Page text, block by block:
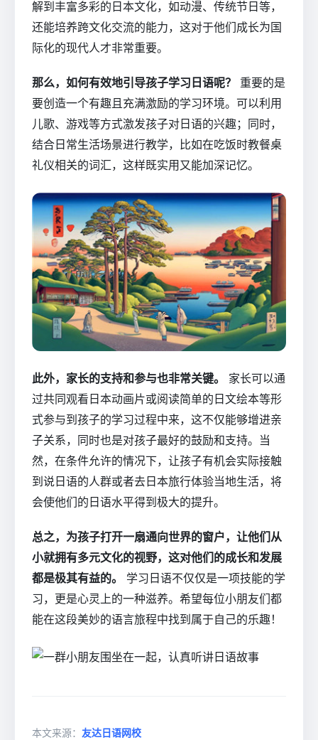
解到丰富多彩的日本文化，如动漫、传统节日等，
还能培养跨文化交流的能力，这对于他们成长为国
际化的现代人才非常重要。
那么，如何有效地引导孩子学习日语呢？
重要的是
要创造一个有趣且充满激励的学习环境。可以利用
儿歌、游戏等方式激发孩子对日语的兴趣；同时，
结合日常生活场景进行教学，比如在吃饭时教餐桌
礼仪相关的词汇，这样既实用又能加深记忆。
此外，家长的支持和参与也非常关键。
家长可以通
过共同观看日本动画片或阅读简单的日文绘本等形
式参与到孩子的学习过程中来，这不仅能够增进亲
子关系，同时也是对孩子最好的鼓励和支持。当
然，在条件允许的情况下，让孩子有机会实际接触
到说日语的人群或者去日本旅行体验当地生活，将
会使他们的日语水平得到极大的提升。
总之，为孩子打开一扇通向世界的窗户，让他们从
小就拥有多元文化的视野，这对他们的成长和发展
都是极其有益的。
学习日语不仅仅是一项技能的学
习，更是心灵上的一种滋养。希望每位小朋友们都
能在这段美妙的语言旅程中找到属于自己的乐趣！
本文来源： 友达日语网校